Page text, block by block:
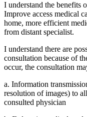
I understand the benefits
Improve access medical
home, more efficient
from distant specialist.
I understand there are
consultation because of
occur, the consultation
a. Information
resolution of images) to
consulted physician